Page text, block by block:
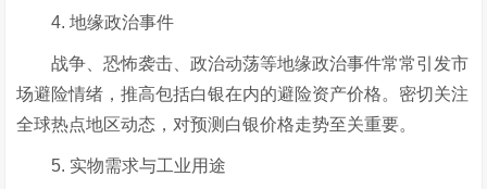
4. 地缘政治事件
战争、恐怖袭击、政治动荡等地缘政治事件常常引发市
场避险情绪，推高包括白银在内的避险资产价格。密切关注
全球热点地区动态，对预测白银价格走势至关重要。
5. 实物需求与工业用途